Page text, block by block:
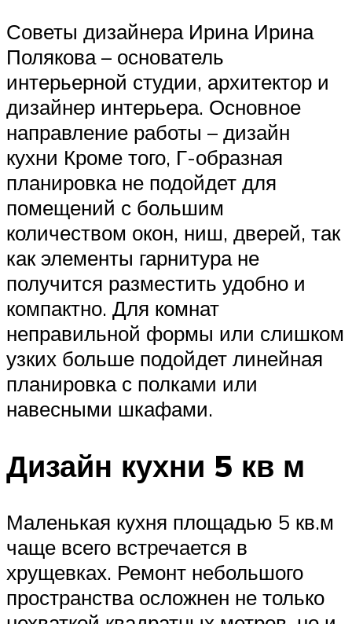
Советы дизайнера Ирина Ирина
Полякова – основатель
интерьерной студии, архитектор и
дизайнер интерьера. Основное
направление работы – дизайн
кухни Кроме того, Г-образная
планировка не подойдет для
помещений с большим
количеством окон, ниш, дверей, так
как элементы гарнитура не
получится разместить удобно и
компактно. Для комнат
неправильной формы или слишком
узких больше подойдет линейная
планировка с полками или
навесными шкафами.
Дизайн кухни 5 кв м
Маленькая кухня площадью 5 кв.м
чаще всего встречается в
хрущевках. Ремонт небольшого
пространства осложнен не только